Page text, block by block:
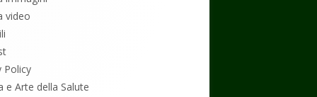
video
Policy
e Arte della Salute